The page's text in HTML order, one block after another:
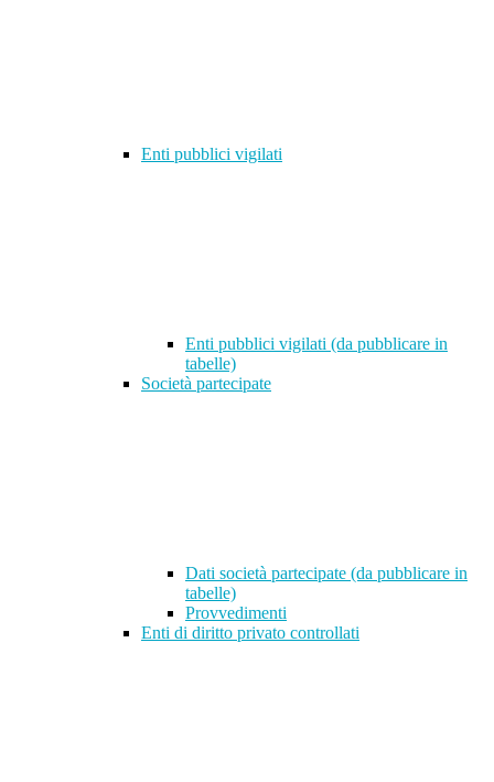
Enti pubblici vigilati
Enti pubblici vigilati (da pubblicare in
tabelle)
Società partecipate
Dati società partecipate (da pubblicare in
tabelle)
Provvedimenti
Enti di diritto privato controllati